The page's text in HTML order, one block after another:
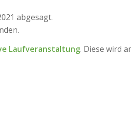
abgesagt.
Laufveranstaltung. Diese wird